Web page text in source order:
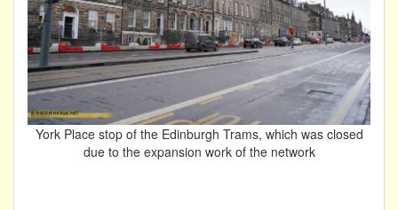
York Place stop of the Edinburgh Trams, which was closed
due to the expansion work of the network